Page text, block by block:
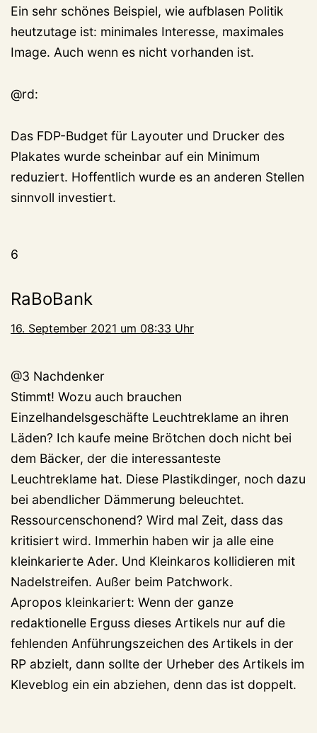
Ein sehr schönes Beispiel, wie aufblasen Politik
heutzutage ist: minimales Interesse, maximales
Image. Auch wenn es nicht vorhanden ist.
@rd:
Das FDP-Budget für Layouter und Drucker des
Plakates wurde scheinbar auf ein Minimum
reduziert. Hoffentlich wurde es an anderen Stellen
sinnvoll investiert.
6
RaBoBank
16. September 2021 um 08:33 Uhr
@3 Nachdenker
Stimmt! Wozu auch brauchen
Einzelhandelsgeschäfte Leuchtreklame an ihren
Läden? Ich kaufe meine Brötchen doch nicht bei
dem Bäcker, der die interessanteste
Leuchtreklame hat. Diese Plastikdinger, noch dazu
bei abendlicher Dämmerung beleuchtet.
Ressourcenschonend? Wird mal Zeit, dass das
kritisiert wird. Immerhin haben wir ja alle eine
kleinkarierte Ader. Und Kleinkaros kollidieren mit
Nadelstreifen. Außer beim Patchwork.
Apropos kleinkariert: Wenn der ganze
redaktionelle Erguss dieses Artikels nur auf die
fehlenden Anführungszeichen des Artikels in der
RP abzielt, dann sollte der Urheber des Artikels im
Kleveblog ein ein abziehen, denn das ist doppelt.